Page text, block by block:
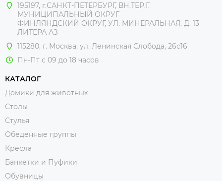
195197, г.САНКТ-ПЕТЕРБУРГ, ВН.ТЕР.Г.
МУНИЦИПАЛЬНЫЙ ОКРУГ
ФИНЛЯНДСКИЙ ОКРУГ, УЛ. МИНЕРАЛЬНАЯ, Д. 13
ЛИТЕРА АЗ
115280, г. Москва, ул. Ленинская Слобода, 26с16
Пн-Пт с 09 до 18 часов
КАТАЛОГ
Домики для животных
Столы
Стулья
Обеденные группы
Кресла
Банкетки и Пуфики
Обувницы